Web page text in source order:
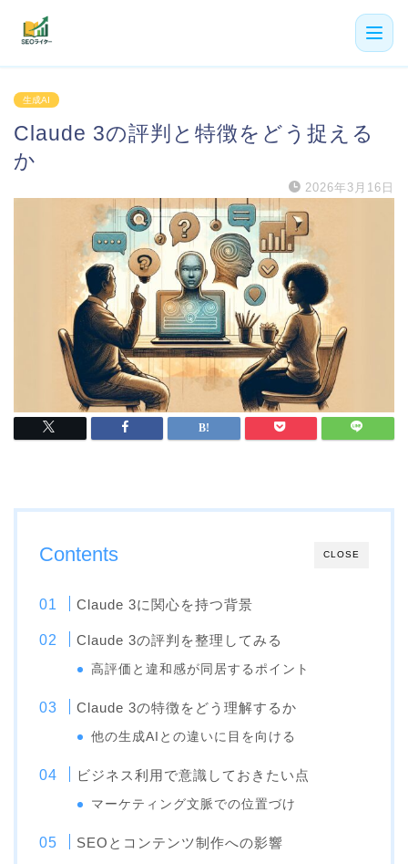
機能
利用者の声
よくある質問
導入事例
お役立ち記事
生成AI
Claude 3の評判と特徴をどう捉える
か
2026年3月16日
CLOSE
Contents
Claude 3に関心を持つ背景
Claude 3の評判を整理してみる
高評価と違和感が同居するポイント
Claude 3の特徴をどう理解するか
他の生成AIとの違いに目を向ける
ビジネス利用で意識しておきたい点
マーケティング文脈での位置づけ
SEOとコンテンツ制作への影響